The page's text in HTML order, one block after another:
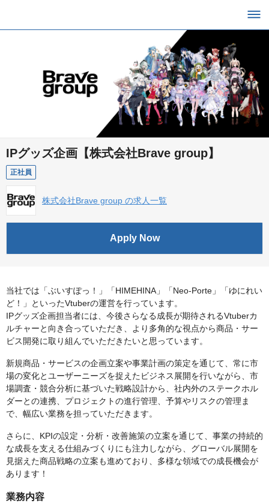
IPグッズ企画【株式会社Brave group】
正社員
株式会社Brave group の求人一覧
Apply Now
当社では「ぶいすぽっ！」「HIMEHINA」「Neo-Porte」「ゆにれい
ど！」といったVtuberの運営を行っています。
IPグッズ企画担当者には、今後さらなる成長が期待されるVtuberカ
ルチャーと向き合っていただき、より多角的な視点から商品・サー
ビス開発に取り組んでいただきたいと思っています。
新規商品・サービスの企画立案や事業計画の策定を通じて、常に市
場の変化とユーザーニーズを捉えたビジネス展開を行いながら、市
場調査・競合分析に基づいた戦略設計から、社内外のステークホル
ダーとの連携、プロジェクトの進行管理、予算やリスクの管理ま
で、幅広い業務を担っていただきます。
さらに、KPIの設定・分析・改善施策の立案を通じて、事業の持続的
な成長を支える仕組みづくりにも注力しながら、グローバル展開を
見据えた商品戦略の立案も進めており、多様な領域での成長機会が
あります！
業務内容